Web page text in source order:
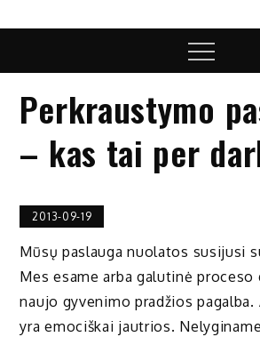
Menu
Perkraustymo
– kas tai per
2013-09-19
Mūsų paslauga nuolatos susijusi
Mes esame arba galutinė proceso
naujo gyvenimo pradžios pagalba.
yra emociškai jautrios.